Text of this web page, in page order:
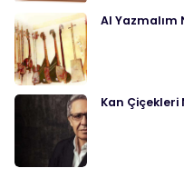
Al Yazmalım
Kan Çiçekleri